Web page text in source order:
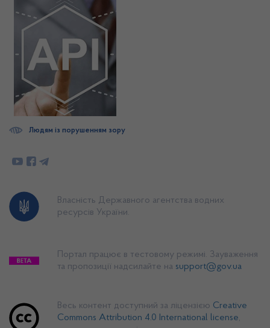
Власність Державного агентства водних
ресурсів України.
Портал працює в тестовому режимі. Зауваження
та пропозиції надсилайте на support@gov.ua
Весь контент доступний за ліцензією Creative
Commons Attribution 4.0 International license,
Людям із порушенням зору